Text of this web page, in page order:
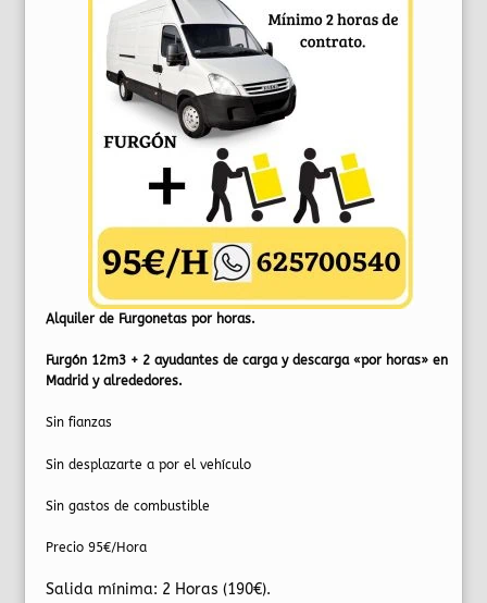
Alquiler de Furgonetas por horas.
Furgón 12m3 + 2 ayudantes de carga y descarga «por horas» en
Madrid y alrededores.
Sin fianzas
Sin desplazarte a por el vehículo
Sin gastos de combustible​
Precio 95€/Hora
Salida mínima: 2 Horas (190€).